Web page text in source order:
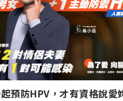
預防HPV，才有資格說愛